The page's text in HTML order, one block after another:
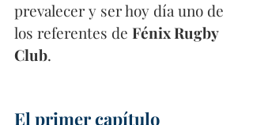
prevalecer y ser hoy día uno de
los referentes de Fénix Rugby
Club.
El primer capítulo